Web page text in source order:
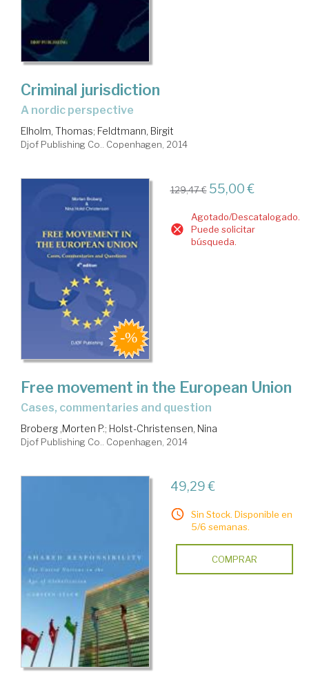
Criminal jurisdiction
a nordic perspective
Elholm, Thomas; Feldtmann, Birgit
Djof Publishing Co.. Copenhagen, 2014
129,47 € 55,00 €
Agotado/Descatalogado.
Puede solicitar
búsqueda.
Free movement in the European Union
cases, commentaries and question
Broberg ,Morten P.; Holst-Christensen, Nina
Djof Publishing Co.. Copenhagen, 2014
49,29 €
Sin Stock. Disponible en
5/6 semanas.
COMPRAR